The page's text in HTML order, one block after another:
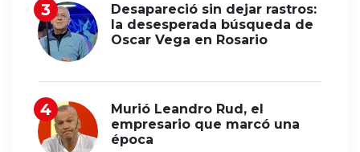
Desapareció sin dejar rastros:
la desesperada búsqueda de
Oscar Vega en Rosario
Murió Leandro Rud, el
empresario que marcó una
época